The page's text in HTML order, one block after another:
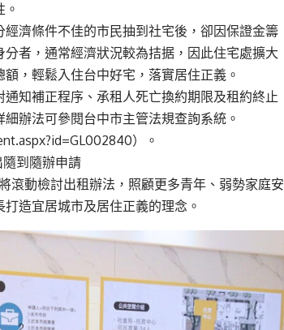
濟條件不佳的市民抽到社宅後，卻因保證金籌
者，通常經濟狀況較為拮据，因此住宅處擴大
，輕鬆入住台中好宅，落實居住正義。
知補正程序、承租人死亡換約期限及租約終止
辦法可參閱台中市主管法規查詢系統。
）。
到隨辦申請
滾動檢討出租辦法，照顧更多青年、弱勢家庭安
造宜居城市及居住正義的理念。